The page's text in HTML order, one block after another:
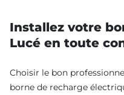
Installez votre
Lucé en toute
Choisir le bon
borne de recharge